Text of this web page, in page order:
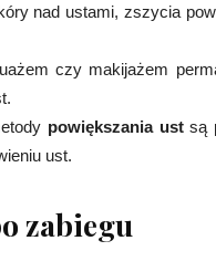
nad ustami, zszycia
czy makijażem
powiększania ustsą
ust.
zabiegu